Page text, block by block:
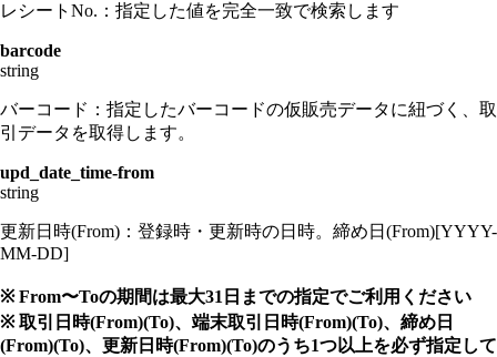
レシートNo.：指定した値を完全一致で検索します
barcode
string
バーコード：指定したバーコードの仮販売データに紐づく、取
引データを取得します。
upd_date_time-from
string
更新日時(From)：登録時・更新時の日時。締め日(From)[YYYY-
MM-DD]
※ From〜Toの期間は最大31日までの指定でご利用ください
※ 取引日時(From)(To)、端末取引日時(From)(To)、締め日
(From)(To)、更新日時(From)(To)のうち1つ以上を必ず指定して